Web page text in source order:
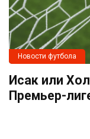
Новости футбола
Исак или
Премьер-